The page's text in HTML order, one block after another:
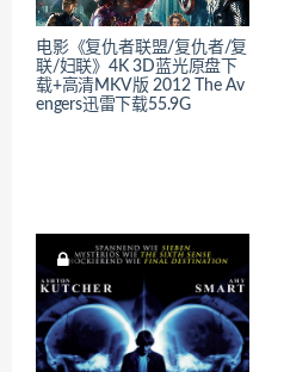
电影《复仇者联盟/复仇者/复
联/妇联》4K 3D蓝光原盘下
载+高清MKV版 2012 The Av
engers迅雷下载55.9G